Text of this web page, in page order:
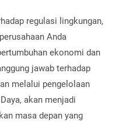
regulasi lingkungan,
Anda
ekonomi dan
jawab terhadap
melalui pengelolaan
akan menjadi
masa depan yang